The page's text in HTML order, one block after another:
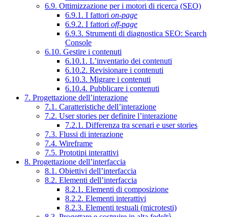
6.9. Ottimizzazione per i motori di ricerca (SEO)
6.9.1. I fattori on-page
6.9.2. I fattori off-page
6.9.3. Strumenti di diagnostica SEO: Search
Console
6.10. Gestire i contenuti
6.10.1. L’inventario dei contenuti
6.10.2. Revisionare i contenuti
6.10.3. Migrare i contenuti
6.10.4. Pubblicare i contenuti
7. Progettazione dell’interazione
7.1. Caratteristiche dell’interazione
7.2. User stories per definire l’interazione
7.2.1. Differenza tra scenari e user stories
7.3. Flussi di interazione
7.4. Wireframe
7.5. Prototipi interattivi
8. Progettazione dell’interfaccia
8.1. Obiettivi dell’interfaccia
8.2. Elementi dell’interfaccia
8.2.1. Elementi di composizione
8.2.2. Elementi interattivi
8.2.3. Elementi testuali (microtesti)